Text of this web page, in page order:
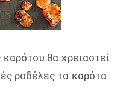
καρότου θα χρειαστεί
ροδέλες τα καρότα